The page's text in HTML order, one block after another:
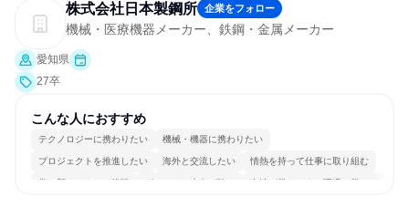
株式会社日本製鋼所 企業をフォロー
機械・医療機器メーカー、鉄鋼・金属メーカー
愛知県
27卒
こんな人におすすめ
テクノロジーに携わりたい 機械・機器に携わりたい
プロジェクトを推進したい 海外と交流したい 情熱を持って仕事に取り組む
常に新しいものに挑戦 グローバル志向が強い 女性が働きやすい環境で働ける